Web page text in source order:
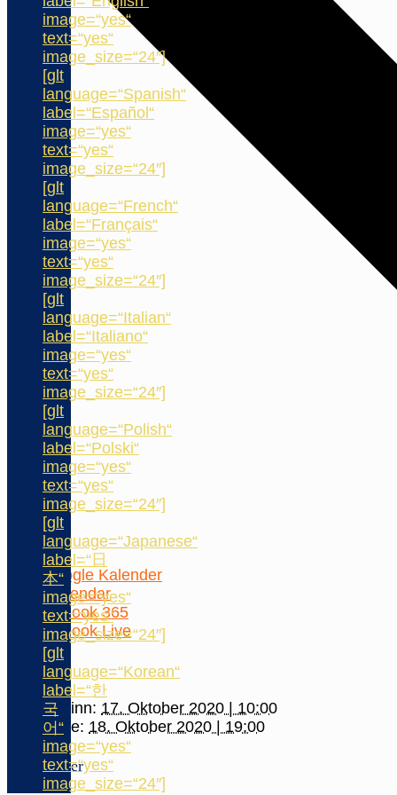
image=“yes“
text=“yes“
image_size=“24″]
[glt
language=“Spanish“
label=“Español“
image=“yes“
text=“yes“
image_size=“24″]
[glt
language=“French“
label=“Français“
image=“yes“
text=“yes“
image_size=“24″]
[glt
language=“Italian“
label=“Italiano“
image=“yes“
text=“yes“
image_size=“24″]
[glt
language=“Polish“
label=“Polski“
image=“yes“
text=“yes“
image_size=“24″]
[glt
language=“Japanese“
label=“日
本“
image=“yes“
text=“yes“
image_size=“24″]
[glt
language=“Korean“
label=“한
국
어“
image=“yes“
text=“yes“
image_size=“24″]
Google Kalender
iCalendar
Outlook 365
Outlook Live
Details
Beginn: 17. Oktober 2020 | 10:00
Ende: 18. Oktober 2020 | 19:00
Veranstalter